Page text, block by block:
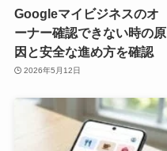
Googleマイビジネスのオ
ーナー確認できない時の原
因と安全な進め方を確認
2026年5月12日